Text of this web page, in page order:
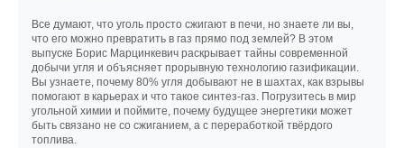
Все думают, что уголь просто сжигают в печи, но знаете ли вы,
что его можно превратить в газ прямо под землей? В этом
выпуске Борис Марцинкевич раскрывает тайны современной
добычи угля и объясняет прорывную технологию газификации.
Вы узнаете, почему 80% угля добывают не в шахтах, как взрывы
помогают в карьерах и что такое синтез-газ. Погрузитесь в мир
угольной химии и поймите, почему будущее энергетики может
быть связано не со сжиганием, а с переработкой твёрдого
топлива.